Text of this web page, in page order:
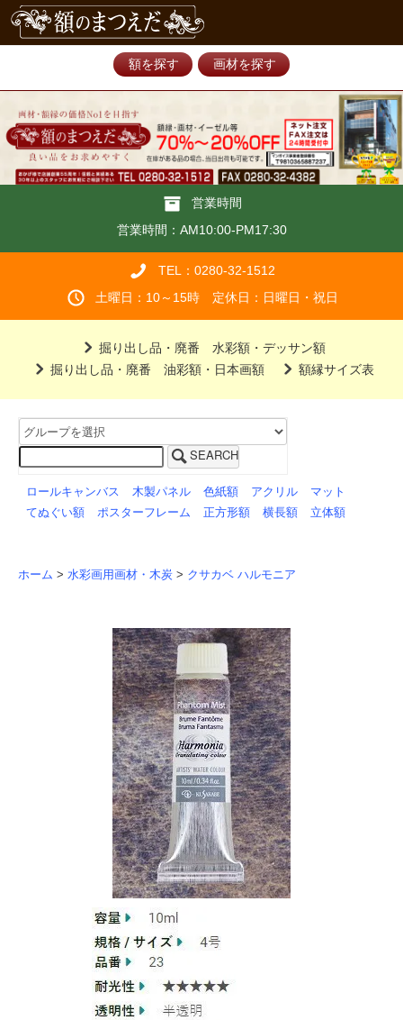
額を探す 画材を探す
営業時間
営業時間：AM10:00-PM17:30
TEL：0280-32-1512
土曜日：10～15時 定休日：日曜日・祝日
掘り出し品・廃番 水彩額・デッサン額
掘り出し品・廃番 油彩額・日本画額
額縁サイズ表
SEARCH
ロールキャンバス 木製パネル 色紙額 アクリル
マット
てぬぐい額
ポスターフレーム 正方形額 横長額 立体額
ホーム > 水彩画用画材・木炭 > クサカベ ハルモニア